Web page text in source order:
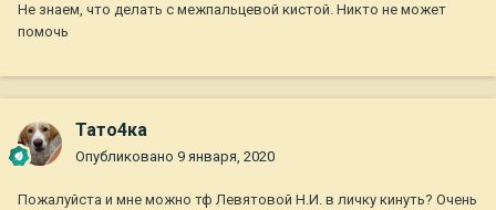
Не знаем, что делать с межпальцевой кистой. Никто не может
помочь
Тато4ка
Опубликовано 9 января, 2020
Пожалуйста и мне можно тф Левятовой Н.И. в личку кинуть? Очень